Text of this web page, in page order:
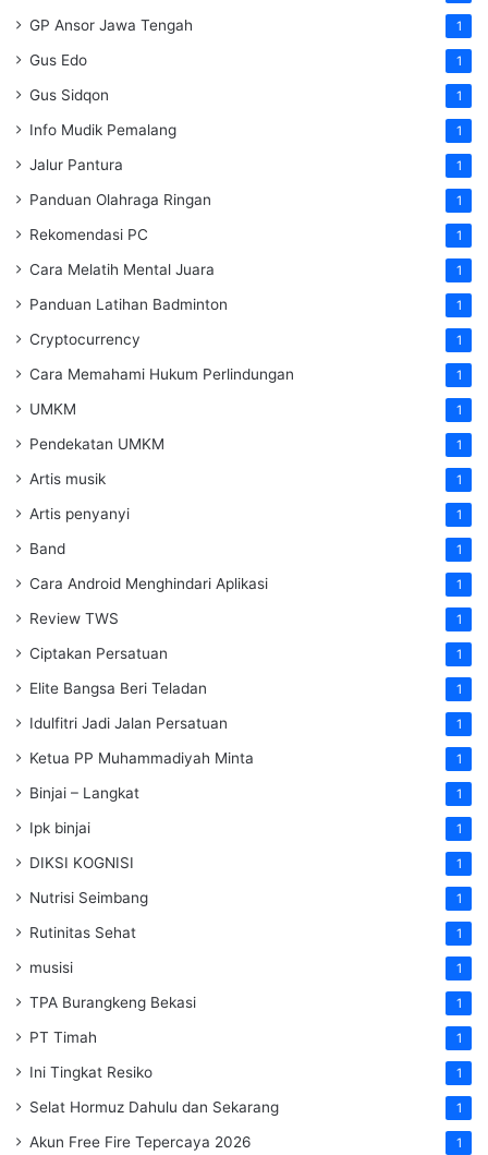
GP Ansor Jawa Tengah 1
Gus Edo 1
Gus Sidqon 1
Info Mudik Pemalang 1
Jalur Pantura 1
Panduan Olahraga Ringan 1
Rekomendasi PC 1
Cara Melatih Mental Juara 1
Panduan Latihan Badminton 1
Cryptocurrency 1
Cara Memahami Hukum Perlindungan 1
UMKM 1
Pendekatan UMKM 1
Artis musik 1
Artis penyanyi 1
Band 1
Cara Android Menghindari Aplikasi 1
Review TWS 1
Ciptakan Persatuan 1
Elite Bangsa Beri Teladan 1
Idulfitri Jadi Jalan Persatuan 1
Ketua PP Muhammadiyah Minta 1
Binjai – Langkat 1
Ipk binjai 1
DIKSI KOGNISI 1
Nutrisi Seimbang 1
Rutinitas Sehat 1
musisi 1
TPA Burangkeng Bekasi 1
PT Timah 1
Ini Tingkat Resiko 1
Selat Hormuz Dahulu dan Sekarang 1
Akun Free Fire Tepercaya 2026 1